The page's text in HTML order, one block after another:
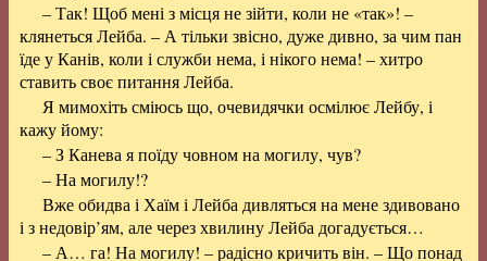
– Так! Щоб мені з місця не зійти, коли не «так»! –
клянеться Лейба. – А тільки звісно, дуже дивно, за чим пан
їде у Канів, коли і служби нема, і нікого нема! – хитро
ставить своє питання Лейба.
Я мимохіть сміюсь що, очевидячки осмілює Лейбу, і
кажу йому:
– З Канева я поїду човном на могилу, чув?
– На могилу!?
Вже обидва і Хаїм і Лейба дивляться на мене здивовано
і з недовір’ям, але через хвилину Лейба догадується…
– А… га! На могилу! – радісно кричить він. – Що понад